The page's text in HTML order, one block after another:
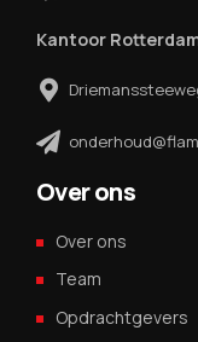
Kantoor
Over ons
Over ons
Team
Opdrachtgevers